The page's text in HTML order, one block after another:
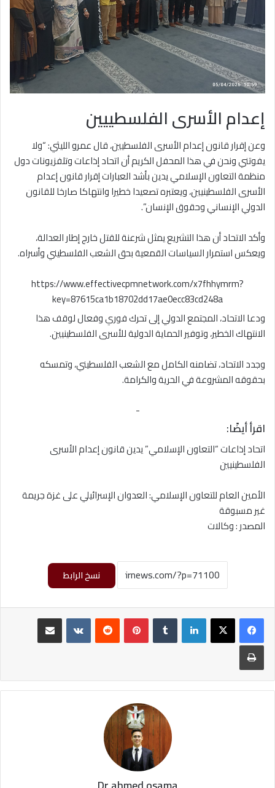
إعدام الأسرى الفلسطييين
وعن إقرار قانون إعدام الأسرى الفلسطيين، قال عمرو الليثي: “ولا
يفوتني ونحن في هذا المحفل الكريم أن اتحاد إذاعات وتلفزيونات دول
منظمة التعاون الإسلامي يدين بأشد العبارات إقرار قانون إعدام
الأسرى الفلسطينيين، ويعتبره تصعيدا خطيرا وانتهاكا صارخا للقانون
الدولي الإنساني وحقوق الإنسان”.
وأكد الاتحاد أن هذا التشريع يمثل شرعنة للقتل خارج إطار العدالة،
ويعكس استمرار السياسات القمعية بحق الشعب الفلسطيني وأسراه.
https://www.effectivecpmnetwork.com/x7fhhymrm?
key=87615ca1b18702dd17ae0ecc83cd248a
ودعا الاتحاد، المجتمع الدولي إلى تحرك فوري وفعال لوقف هذا
الانتهاك الخطير، وتوفير الحماية الدولية للأسرى الفلسطينيين.
وجدد الاتحاد، تضامنه الكامل مع الشعب الفلسطيني، وتمسكه
بحقوقه المشروعة في الحرية والكرامة.
-
اقرأ أيضًا:
اتحاد إذاعات “التعاون الإسلامي” يدين قانون إعدام الأسرى
الفلسطينيين
الأمين العام للتعاون الإسلامي: العدوان الإسرائيلي على غزة جريمة
غير مسبوقة
المصدر : وكالات
نسخ الرابط
لينكدإن بينتيريست
طباعة